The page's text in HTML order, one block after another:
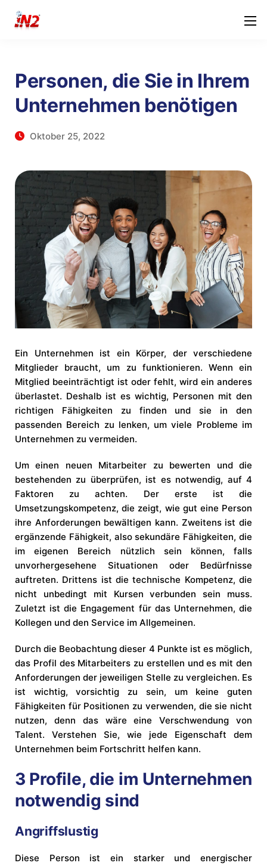
Personen, die Sie in Ihrem
Unternehmen benötigen
Oktober 25, 2022
Ein Unternehmen ist ein Körper, der verschiedene
Mitglieder braucht, um zu funktionieren. Wenn ein
Mitglied beeinträchtigt ist oder fehlt, wird ein anderes
überlastet. Deshalb ist es wichtig, Personen mit den
richtigen Fähigkeiten zu finden und sie in den
passenden Bereich zu lenken, um viele Probleme im
Unternehmen zu vermeiden.
Um einen neuen Mitarbeiter zu bewerten und die
bestehenden zu überprüfen, ist es notwendig, auf 4
Faktoren zu achten. Der erste ist die
Umsetzungskompetenz, die zeigt, wie gut eine Person
ihre Anforderungen bewältigen kann. Zweitens ist die
ergänzende Fähigkeit, also sekundäre Fähigkeiten, die
im eigenen Bereich nützlich sein können, falls
unvorhergesehene Situationen oder Bedürfnisse
auftreten. Drittens ist die technische Kompetenz, die
nicht unbedingt mit Kursen verbunden sein muss.
Zuletzt ist die Engagement für das Unternehmen, die
Kollegen und den Service im Allgemeinen.
Durch die Beobachtung dieser 4 Punkte ist es möglich,
das Profil des Mitarbeiters zu erstellen und es mit den
Anforderungen der jeweiligen Stelle zu vergleichen. Es
ist wichtig, vorsichtig zu sein, um keine guten
Fähigkeiten für Positionen zu verwenden, die sie nicht
nutzen, denn das wäre eine Verschwendung von
Talent. Verstehen Sie, wie jede Eigenschaft dem
Unternehmen beim Fortschritt helfen kann.
3 Profile, die im Unternehmen
notwendig sind
Angriffslustig
Diese Person ist ein starker und energischer